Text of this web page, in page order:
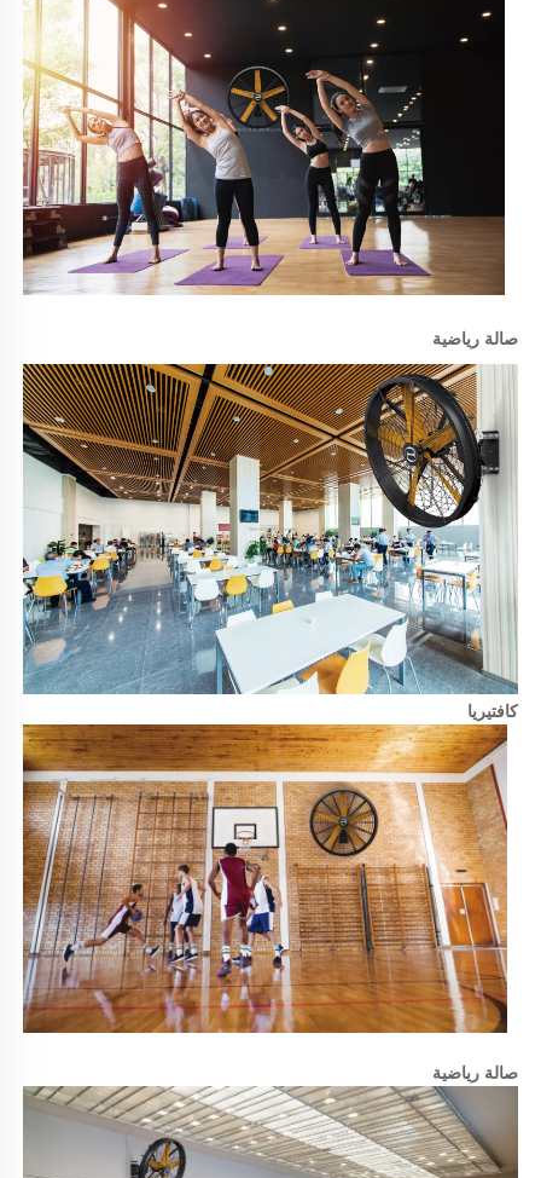
صالة رياضية
كافتيريا
صالة رياضية